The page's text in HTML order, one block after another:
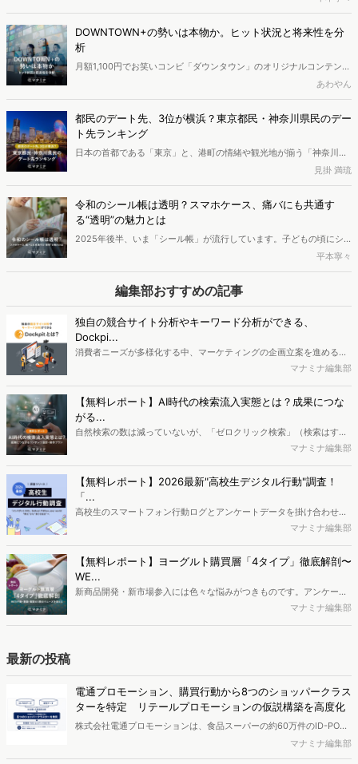
ら分析していきます。記事の後半部分では、恋リアの視聴者について
深掘りしていきます。恋リア視聴者に共通することと、恋リア別視聴
者の特徴も明らかにしました。
DOWNTOWN+の勢いは本物か。ヒット状況と将来性を分
析
月額1,100円でお笑いコンビ「ダウンタウン」のオリジナルコンテンツ
が楽しめる「DOWNTOWN＋（ダウンタウンプラス）」。サービス開
始からわずか2ヶ月でユーザー数50万人を突破し、大きな話題を呼ん
でいます。賛否が分かれる新たな挑戦でありながら、なぜここまで支
持を集めたのか。その理由を分析しました。
あわやん
都民のデート先、3位が横浜？東京都民・神奈川県民のデー
ト先ランキング
日本の首都である「東京」と、港町の情緒や観光地が揃う「神奈川」
いからこそ「結局みんな、どこに行くのか」が見えにくい面もありま
す。今回は、Web上の検索データを分析し、東京都民と神奈川県民が
選ぶデートスポットの傾向を調査しました。日本有数の都市であるこ
の2つのエリアに住む人々は、普段どのような場所でデートをしてい
るのでしょうか。
見掛 満琉
令和のシール帳は透明？スマホケース、痛バにも共通す
る“透明”の魅力とは
2025年後半、いま「シール帳」が流行しています。子どもの頃にシ
ールを集めていたという方も多いのではないでしょうか。この記事で
は、令和に訪れたシール帳ブームの実態を探っていきます。シール帳
に興味を持っているのはどのような人なのか、2025年のシール帳の
トレンドはどのようなものなのかを分析しました。
平本寧々
編集部おすすめの記事
独自の競合サイト分析やキーワード分析ができる、
Dockpi...
消費者ニーズが多様化する中、マーケティングの企画立案を進める上
で、競合分析や消費者分析の重要性がより高まっています。Web行動
データを活用し、Web上の消費者行動を起点とした競合サイト分析や
消費者分析が可能です。今回はDockpitならではの利便性の高い機能
や活用方法を解説します。
マナミナ編集部
【無料レポート】AI時代の検索流入実態とは？成果につな
がる...
自然検索の数は減っていないが、「ゼロクリック検索」（検索はする
がページには流入しない）の割合が増加しているのが、AI時代の検索
か、また、要因を理解した上で、成果に確実につながるコンテンツを
制作するにはどうするべきなのでしょうか。本レポートはこのような
疑問をお抱えのSEO・Webマーケティングご担当者様におすすめの内
容となっています。※本レポートは記事のフォームから無料でダウン
マナミナ編集部
【無料レポート】2026最新"高校生デジタル行動"調査！
「...
高校生のスマートフォン行動ログとアンケートデータを掛け合わせ、
最新の若年層（高校生）におけるデジタル行動実態やSNSの利用傾向
ち、スマートフォンを取り巻く環境が成熟するなか、新興SNSの台頭
により高校生のデジタルライフスタイルは新たな変化を見せていま
す。※資料は記事内の入力フォームより、ダウンロードいただけま
マナミナ編集部
【無料レポート】ヨーグルト購買層「4タイプ」徹底解剖〜
WE...
新商品開発・新市場参入には色々な悩みがつきものです。アンケート
調査を実施しても、購買実態が不透明、新商品の受容性も判断しきれ
ポートとなっています。※本レポートは記事のフォームから無料でダ
ウンロードできます。
マナミナ編集部
最新の投稿
電通プロモーション、購買行動から8つのショッパークラス
ターを特定 リテールプロモーションの仮説構築を高度化
株式会社電通プロモーションは、食品スーパーの約60万件のID-POS
データと生活者の定性データをAIで分析し、購買行動の特徴に基づい
た8つのショッパークラスターを特定しました。これにより購買時点
マナミナ編集部